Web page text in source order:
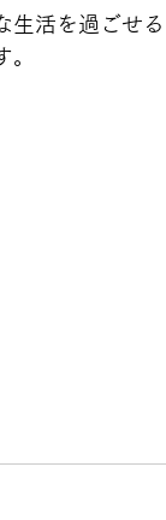
生活を過ごせ
。